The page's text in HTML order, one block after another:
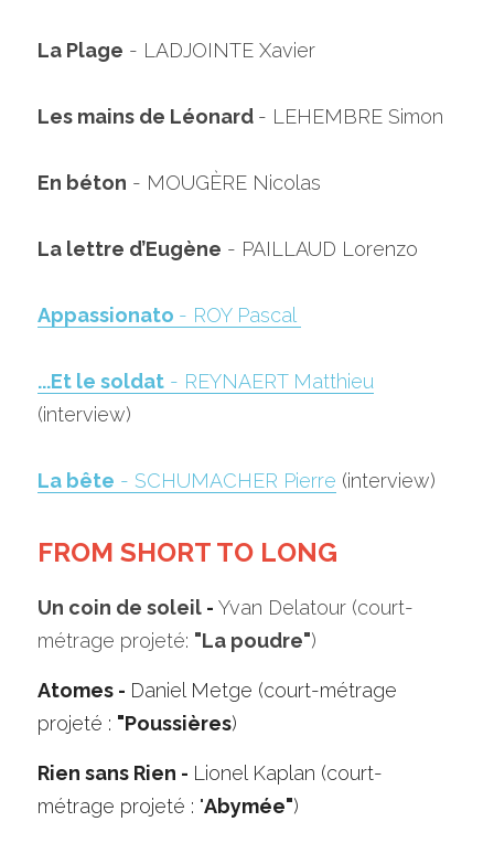
La Plage - LADJOINTE Xavier
Les mains de Léonard - LEHEMBRE Simon
En béton - MOUGÈRE Nicolas
La lettre d’Eugène - PAILLAUD Lorenzo
Appassionato - ROY Pascal
...Et le soldat - REYNAERT Matthieu
(interview)
La bête - SCHUMACHER Pierre (interview)
FROM SHORT TO LONG
Un coin de soleil - Yvan Delatour (court-
métrage projeté: "La poudre")
Atomes - Daniel Metge (court-métrage
projeté : "Poussières)
Rien sans Rien - Lionel Kaplan (court-
métrage projeté : "Abymée")